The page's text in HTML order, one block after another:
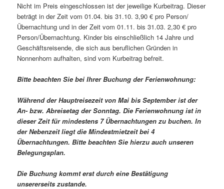
Nicht im Preis eingeschlossen ist der jeweilige Kurbeitrag. Dieser
beträgt in der Zeit vom 01.04. bis 31.10. 3,90 € pro Person/
Übernachtung und in der Zeit vom 01.11. bis 31.03. 2,30 € pro
Person/Übernachtung. Kinder bis einschließlich 14 Jahre und
Geschäftsreisende, die sich aus beruflichen Gründen in
Nonnenhorn aufhalten, sind vom Kurbeitrag befreit.
Bitte beachten Sie bei Ihrer Buchung der Ferienwohnung:
Während der Hauptreisezeit von Mai bis September ist der
An- bzw. Abreisetag der Sonntag. Die Ferienwohnung ist in
dieser Zeit für mindestens 7 Übernachtungen zu buchen. In
der Nebenzeit liegt die Mindestmietzeit bei 4
Übernachtungen. Bitte beachten Sie hierzu auch unseren
Belegungsplan.
Die Buchung kommt erst durch eine Bestätigung
unsererseits zustande.